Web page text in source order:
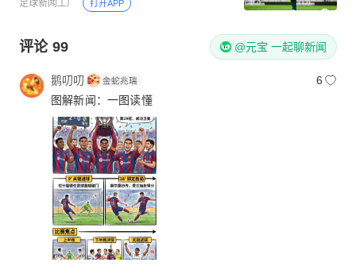
足球新闻工厂 打开APP
评论 99 @元宝 一起聊新闻
鹅叨叨
6
图解新闻：一图读懂